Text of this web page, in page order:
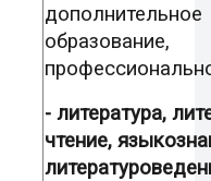
дополнительное
образование,
- литература,
чтение,